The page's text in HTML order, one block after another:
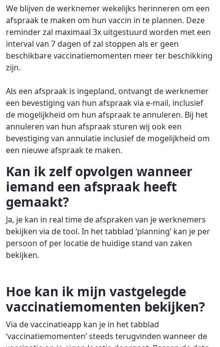
We blijven de werknemer wekelijks herinneren om een
afspraak te maken om hun vaccin in te plannen. Deze
reminder zal maximaal 3x uitgestuurd worden met een
interval van 7 dagen of zal stoppen als er geen
beschikbare vaccinatiemomenten meer ter beschikking
zijn.
Als een afspraak is ingepland, ontvangt de werknemer
een bevestiging van hun afspraak via e-mail, inclusief
de mogelijkheid om hun afspraak te annuleren. Bij het
annuleren van hun afspraak sturen wij ook een
bevestiging van annulatie inclusief de mogelijkheid om
een nieuwe afspraak te maken.
Kan ik zelf opvolgen wanneer
iemand een afspraak heeft
gemaakt?
Ja, je kan in real time de afspraken van je werknemers
bekijken via de tool. In het tabblad ‘planning’ kan je per
persoon of per locatie de huidige stand van zaken
bekijken.
Hoe kan ik mijn vastgelegde
vaccinatiemomenten bekijken?
Via de vaccinatieapp kan je in het tabblad
‘vaccinatiemomenten’ steeds terugvinden wanneer de